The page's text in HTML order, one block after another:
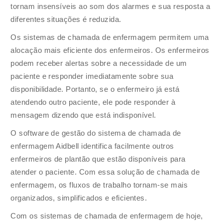
tornam insensíveis ao som dos alarmes e sua resposta a
diferentes situações é reduzida.
Os sistemas de chamada de enfermagem permitem uma
alocação mais eficiente dos enfermeiros. Os enfermeiros
podem receber alertas sobre a necessidade de um
paciente e responder imediatamente sobre sua
disponibilidade. Portanto, se o enfermeiro já está
atendendo outro paciente, ele pode responder à
mensagem dizendo que está indisponível.
O software de gestão do sistema de chamada de
enfermagem Aidbell identifica facilmente outros
enfermeiros de plantão que estão disponíveis para
atender o paciente. Com essa solução de chamada de
enfermagem, os fluxos de trabalho tornam-se mais
organizados, simplificados e eficientes.
Com os sistemas de chamada de enfermagem de hoje,